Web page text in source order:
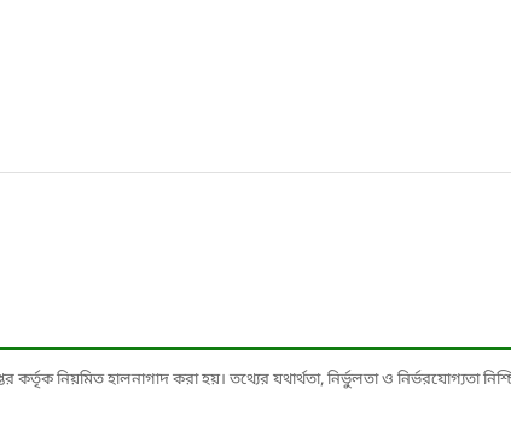
নিয়মিত হালনাগাদ করা হয়। তথ্যের যথার্থতা, নির্ভুলতা ও নির্ভরযোগ্যতা